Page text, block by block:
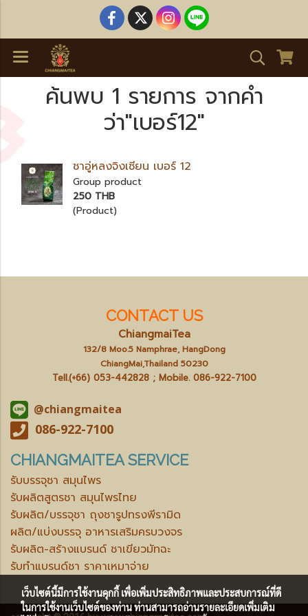
ค้นพบ 1 รายการ จากคำ
ว่า"เบอร์12"
ชาอู่หลงจิงเซียน เบอร์ 12
Group product
250 THB
(Product)
CONTACT US
ChiangmaiTea
132/8 Moo.5 Namphrae, HangDong
ChiangMai,Thailand 50230
Tell.(+66) 053-442828 ; Mobile. 086-922-7100
@chiangmaitea
086-922-7100
CHIANGMAITEA SERVICE
รับบรรจุชา สมุนไพร
รับผลิตสูตรชา สมุนไพรไทย
รับผลิต/บรรจุชา ถุงชารูปทรงพีรามิด
ผลิต/แบ่งบรรจุ อาหารเสริมครบวงจร
รับผลิต-สร้างแบรนด์ ชาเขียวมัทฉะ
รับทำแบรนด์ชา ราคาเหมาจ่าย
เว็บไซต์นี้มีการใช้งานคุกกี้ เพื่อเพิ่มประสิทธิภาพและประสบการณ์ที่ดี
ในการใช้งานเว็บไซต์ของท่าน ท่านสามารถอ่านรายละเอียดเพิ่มเติม